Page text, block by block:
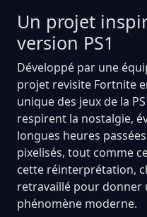
Un projet
version PS1
Développé par une
projet revisite Fortnite
unique des jeux de la
respirent la nostalgie,
longues heures
pixelisés, tout comme
cette réinterprétation,
retravaillé pour donner
phénomène moderne.